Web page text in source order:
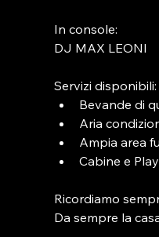
In console:
DJ MAX LEONI
Servizi disponibili:
Bevande di
Aria
Ampia area
Cabine e
Ricordiamo
Da sempre la